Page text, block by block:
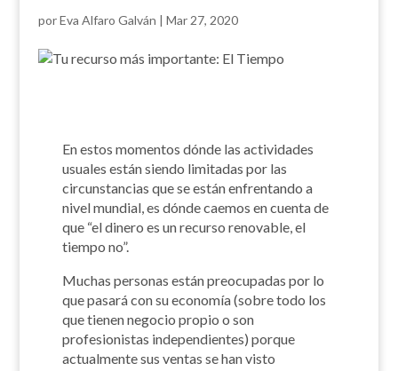
porEva Alfaro Galván | Mar 27, 2020
En estos momentos dónde las actividades
usuales están siendo limitadas por las
circunstancias que se están enfrentando a
nivel mundial, es dónde caemos en cuenta de
que “el dinero es un recurso renovable, el
tiempo no”.
Muchas personas están preocupadas por lo
que pasará con su economía (sobre todo los
que tienen negocio propio o son
profesionistas independientes) porque
actualmente sus ventas se han visto